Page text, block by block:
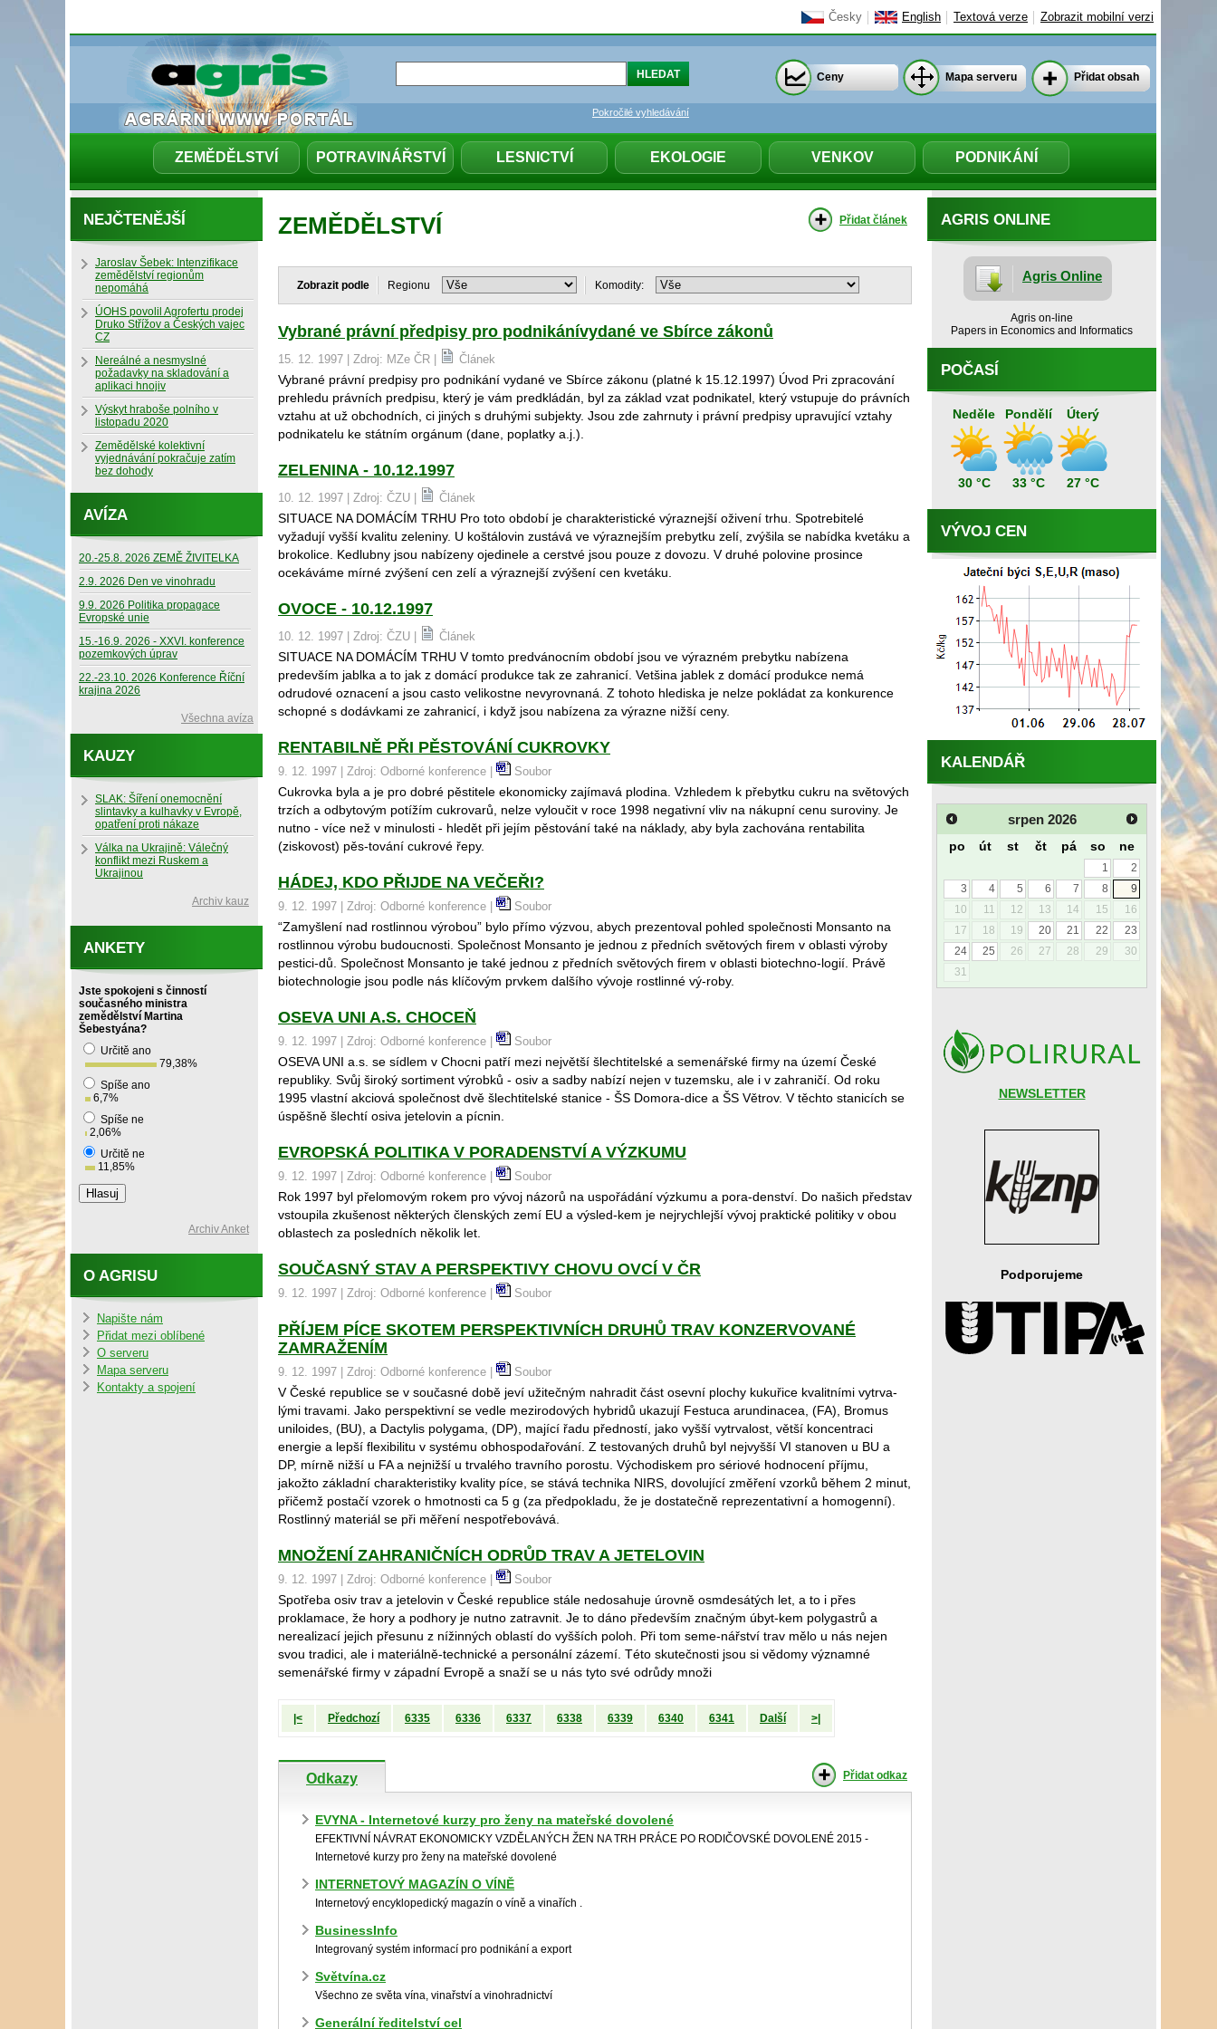
Česky English Textová verze Zobrazit mobilní verzi
ZEMĚDĚLSTVÍ POTRAVINÁŘSTVÍ LESNICTVÍ EKOLOGIE VENKOV PODNIKÁNÍ
Pokročilé vyhledávání
Ceny Mapa serveru Přidat obsah
ZEMĚDĚLSTVÍ Přidat článek
Zobrazit podle Regionu Komodity:
Vybrané právní předpisy pro podnikánívydané ve Sbírce zákonů
15. 12. 1997 | Zdroj: MZe ČR | Článek
Vybrané právní predpisy pro podnikání vydané ve Sbírce zákonu (platné k 15.12.1997) Úvod Pri zpracování
prehledu právních predpisu, který je vám predkládán, byl za základ vzat podnikatel, který vstupuje do právních
vztahu at už obchodních, ci jiných s druhými subjekty. Jsou zde zahrnuty i právní predpisy upravující vztahy
podnikatelu ke státním orgánum (dane, poplatky a.j.).
ZELENINA - 10.12.1997
10. 12. 1997 | Zdroj: ČZU | Článek
SITUACE NA DOMÁCÍM TRHU Pro toto období je charakteristické výraznejší oživení trhu. Spotrebitelé
vyžadují vyšší kvalitu zeleniny. U koštálovin zustává ve výraznejším prebytku zelí, zvýšila se nabídka kvetáku a
brokolice. Kedlubny jsou nabízeny ojedinele a cerstvé jsou pouze z dovozu. V druhé polovine prosince
ocekáváme mírné zvýšení cen zelí a výraznejší zvýšení cen kvetáku.
OVOCE - 10.12.1997
10. 12. 1997 | Zdroj: ČZU | Článek
SITUACE NA DOMÁCÍM TRHU V tomto predvánocním období jsou ve výrazném prebytku nabízena
predevším jablka a to jak z domácí produkce tak ze zahranicí. Vetšina jablek z domácí produkce nemá
odrudové oznacení a jsou casto velikostne nevyrovnaná. Z tohoto hlediska je nelze pokládat za konkurence
schopné s dodávkami ze zahranicí, i když jsou nabízena za výrazne nižší ceny.
RENTABILNĚ PŘI PĚSTOVÁNÍ CUKROVKY
9. 12. 1997 | Zdroj: Odborné konference | Soubor
Cukrovka byla a je pro dobré pěstitele ekonomicky zajímavá plodina. Vzhledem k přebytku cukru na světových
trzích a odbytovým potížím cukrovarů, nelze vyloučit v roce 1998 negativní vliv na nákupní cenu suroviny. Je
nutno - více než v minulosti - hledět při jejím pěstování také na náklady, aby byla zachována rentabilita
(ziskovost) pěs-tování cukrové řepy.
HÁDEJ, KDO PŘIJDE NA VEČEŘI?
9. 12. 1997 | Zdroj: Odborné konference | Soubor
“Zamyšlení nad rostlinnou výrobou” bylo přímo výzvou, abych prezentoval pohled společnosti Monsanto na
rostlinnou výrobu budoucnosti. Společnost Monsanto je jednou z předních světových firem v oblasti výroby
pestici-dů. Společnost Monsanto je také jednou z předních světových firem v oblasti biotechno-logií. Právě
biotechnologie jsou podle nás klíčovým prvkem dalšího vývoje rostlinné vý-roby.
OSEVA UNI A.S. CHOCEŇ
9. 12. 1997 | Zdroj: Odborné konference | Soubor
OSEVA UNI a.s. se sídlem v Chocni patří mezi největší šlechtitelské a semenářské firmy na území České
republiky. Svůj široký sortiment výrobků - osiv a sadby nabízí nejen v tuzemsku, ale i v zahraničí. Od roku
1995 vlastní akciová společnost dvě šlechtitelské stanice - ŠS Domora-dice a ŠS Větrov. V těchto stanicích se
úspěšně šlechtí osiva jetelovin a pícnin.
EVROPSKÁ POLITIKA V PORADENSTVÍ A VÝZKUMU
9. 12. 1997 | Zdroj: Odborné konference | Soubor
Rok 1997 byl přelomovým rokem pro vývoj názorů na uspořádání výzkumu a pora-denství. Do našich představ
vstoupila zkušenost některých členských zemí EU a výsled-kem je nejrychlejší vývoj praktické politiky v obou
oblastech za posledních několik let.
SOUČASNÝ STAV A PERSPEKTIVY CHOVU OVCÍ V ČR
9. 12. 1997 | Zdroj: Odborné konference | Soubor
PŘÍJEM PÍCE SKOTEM PERSPEKTIVNÍCH DRUHŮ TRAV KONZERVOVANÉ
ZAMRAŽENÍM
9. 12. 1997 | Zdroj: Odborné konference | Soubor
V České republice se v současné době jeví užitečným nahradit část osevní plochy kukuřice kvalitními vytrva-
lými travami. Jako perspektivní se vedle mezirodových hybridů ukazují Festuca arundinacea, (FA), Bromus
uniloides, (BU), a Dactylis polygama, (DP), mající řadu předností, jako vyšší vytrvalost, větší koncentraci
energie a lepší flexibilitu v systému obhospodařování. Z testovaných druhů byl nejvyšší VI stanoven u BU a
DP, mírně nižší u FA a nejnižší u trvalého travního porostu. Východiskem pro sériové hodnocení příjmu,
jakožto základní charakteristiky kvality píce, se stává technika NIRS, dovolující změření vzorků během 2 minut,
přičemž postačí vzorek o hmotnosti ca 5 g (za předpokladu, že je dostatečně reprezentativní a homogenní).
Rostlinný materiál se při měření nespotřebovává.
MNOŽENÍ ZAHRANIČNÍCH ODRŮD TRAV A JETELOVIN
9. 12. 1997 | Zdroj: Odborné konference | Soubor
Spotřeba osiv trav a jetelovin v České republice stále nedosahuje úrovně osmdesátých let, a to i přes
proklamace, že hory a podhory je nutno zatravnit. Je to dáno především značným úbyt-kem polygastrů a
nerealizací jejich přesunu z nížinných oblastí do vyšších poloh. Při tom seme-nářství trav mělo u nás nejen
svou tradici, ale i materiálně-technické a personální zázemí. Této skutečnosti jsou si vědomy významné
semenářské firmy v západní Evropě a snaží se u nás tyto své odrůdy množi
|< Předchozí 6335 6336 6337 6338 6339 6340 6341 Další >|
Odkazy Přidat odkaz
EVYNA - Internetové kurzy pro ženy na mateřské dovolené
EFEKTIVNÍ NÁVRAT EKONOMICKY VZDĚLANÝCH ŽEN NA TRH PRÁCE PO RODIČOVSKÉ DOVOLENÉ 2015 -
Internetové kurzy pro ženy na mateřské dovolené
INTERNETOVÝ MAGAZÍN O VÍNĚ
Internetový encyklopedický magazín o víně a vinařích .
BusinessInfo
Integrovaný systém informací pro podnikání a export
Světvína.cz
Všechno ze světa vína, vinařství a vinohradnictví
Generální ředitelství cel
AGRIS ONLINE
Agris Online
Agris on-line
Papers in Economics and Informatics
POČASÍ
Neděle
30 °C
Pondělí
33 °C
Úterý
27 °C
VÝVOJ CEN
KALENDÁŘ
srpen 2026
po út st čt pá so ne
1
2
3
4 5 6 7 8
9
10
11 12 13 14 15
16
17
18 19 20 21 22
23
24
25 26 27 28 29
30
31
NEWSLETTER
Podporujeme
NEJČTENĚJŠÍ
Jaroslav Šebek: Intenzifikace
zemědělství regionům
nepomáhá
ÚOHS povolil Agrofertu prodej
Druko Střížov a Českých vajec
CZ
Nereálné a nesmyslné
požadavky na skladování a
aplikaci hnojiv
Výskyt hraboše polního v
listopadu 2020
Zemědělské kolektivní
vyjednávání pokračuje zatím
bez dohody
AVÍZA
20.-25.8. 2026 ZEMĚ ŽIVITELKA
2.9. 2026 Den ve vinohradu
9.9. 2026 Politika propagace
Evropské unie
15.-16.9. 2026 - XXVI. konference
pozemkových úprav
22.-23.10. 2026 Konference Říční
krajina 2026
Všechna avíza
KAUZY
SLAK: Šíření onemocnění
slintavky a kulhavky v Evropě,
opatření proti nákaze
Válka na Ukrajině: Válečný
konflikt mezi Ruskem a
Ukrajinou
Archiv kauz
ANKETY
Jste spokojeni s činností
současného ministra
zemědělství Martina
Šebestyána?
Určitě ano
79,38%
Spíše ano
6,7%
Spíše ne
2,06%
Určitě ne
11,85%
Archiv Anket
O AGRISU
Napište nám
Přidat mezi oblíbené
O serveru
Mapa serveru
Kontakty a spojení